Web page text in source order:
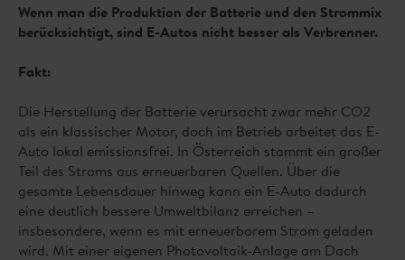
Wenn man die Produktion der Batterie und den Strommix
berücksichtigt, sind E-Autos nicht besser als Verbrenner.
Fakt:
Die Herstellung der Batterie verursacht zwar mehr CO2
als ein klassischer Motor, doch im Betrieb arbeitet das E-
Auto lokal emissionsfrei. In Österreich stammt ein großer
Teil des Stroms aus erneuerbaren Quellen. Über die
gesamte Lebensdauer hinweg kann ein E-Auto dadurch
eine deutlich bessere Umweltbilanz erreichen –
insbesondere, wenn es mit erneuerbarem Strom geladen
wird. Mit einer eigenen Photovoltaik-Anlage am Dach